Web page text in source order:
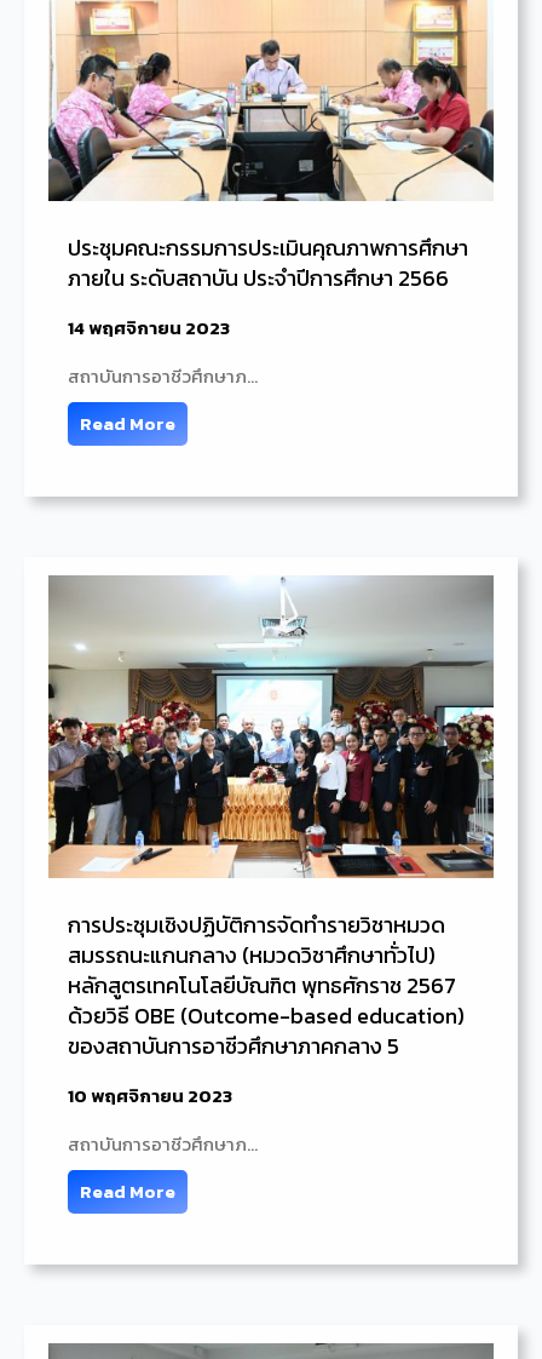
ประชุมคณะกรรมการประเมินคุณภาพการศึกษา
ภายใน ระดับสถาบัน ประจำปีการศึกษา 2566
14 พฤศจิกายน 2023
สถาบันการอาชีวศึกษาภ…
Read More
การประชุมเชิงปฏิบัติการจัดทำรายวิชาหมวด
สมรรถนะแกนกลาง (หมวดวิชาศึกษาทั่วไป)
หลักสูตรเทคโนโลยีบัณฑิต พุทธศักราช 2567
ด้วยวิธี OBE (Outcome-based education)
ของสถาบันการอาชีวศึกษาภาคกลาง 5
10 พฤศจิกายน 2023
สถาบันการอาชีวศึกษาภ…
Read More